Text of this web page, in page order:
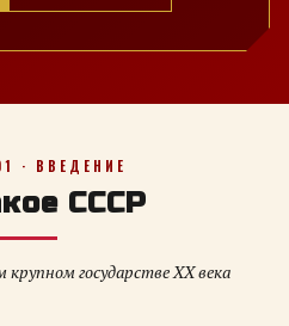
· ВВЕДЕНИЕ
СССР
государстве XX века